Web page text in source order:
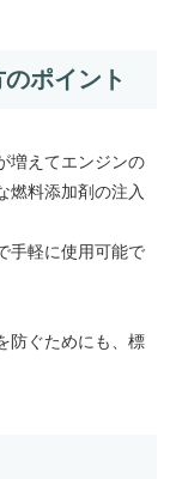
ポイント
増えてエンジンの
燃料添加剤の注入
手軽に使用可能で
防ぐためにも、標